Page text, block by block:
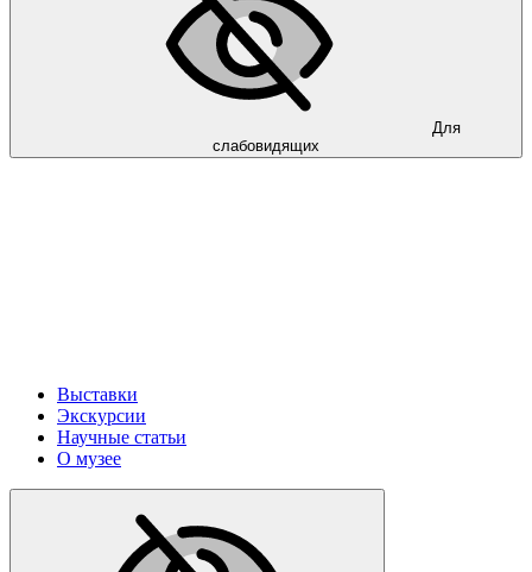
Для
слабовидящих
Выставки
Экскурсии
Научные статьи
О музее